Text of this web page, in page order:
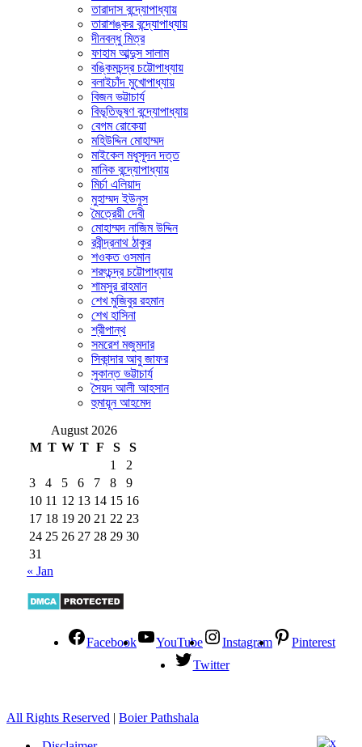
তারাদাস বন্দ্যোপাধ্যায়
তারাশঙ্কর বন্দ্যোপাধ্যায়
দীনবন্ধু মিত্র
ফাহাম আব্দুস সালাম
বঙ্কিমচন্দ্র চট্টোপাধ্যায়
বলাইচাঁদ মুখোপাধ্যায়
বিজন ভট্টাচার্য
বিভূতিভূষণ বন্দ্যোপাধ্যায়
বেগম রোকেয়া
মহিউদ্দিন মোহাম্মদ
মাইকেল মধুসূদন দত্ত
মানিক বন্দ্যোপাধ্যায়
মির্চা এলিয়াদ
মুহাম্মদ ইউনুস
মৈত্রেয়ী দেবী
মোহাম্মদ নাজিম উদ্দিন
রবীন্দ্রনাথ ঠাকুর
শওকত ওসমান
শরৎচন্দ্র চট্টোপাধ্যায়
শামসুর রাহমান
শেখ মুজিবুর রহমান
শেখ হাসিনা
শ্রীপান্থ
সমরেশ মজুমদার
সিকান্দার আবু জাফর
সুকান্ত ভট্টাচার্য
সৈয়দ আলী আহসান
হুমায়ূন আহমেদ
August 2026
M T W T F S
S
1
2
3
4 5 6 7 8
9
10 11 12 13 14 15 16
17 18 19 20 21 22 23
24 25 26 27 28 29 30
31
« Jan
Facebook YouTube Instagram
Pinterest
Twitter
All Rights Reserved | Boier Pathshala